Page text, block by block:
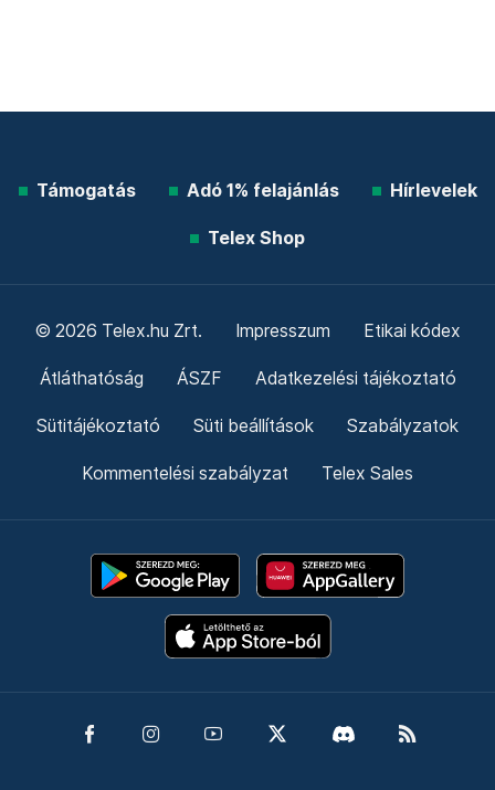
Támogatás Adó 1% felajánlás Hírlevelek
Telex Shop
© 2026 Telex.hu Zrt. Impresszum Etikai kódex
Átláthatóság ÁSZF Adatkezelési tájékoztató
Sütitájékoztató Süti beállítások Szabályzatok
Kommentelési szabályzat Telex Sales